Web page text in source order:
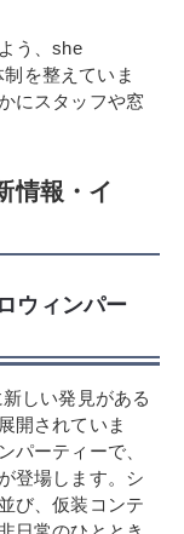
う、she
を整えていま
にスタッフや窓
情報・イ
ウィンパー
しい発見がある
開されていま
パーティーで、
登場します。シ
び、仮装コンテ